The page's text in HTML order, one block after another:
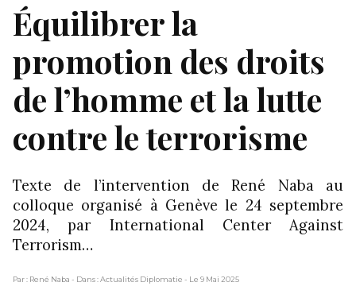
Équilibrer la
promotion des droits
de l’homme et la lutte
contre le terrorisme
Texte de l’intervention de René Naba au
colloque organisé à Genève le 24 septembre
2024, par International Center Against
Terrorism…
Par : René Naba - Dans : Actualités Diplomatie - Le 9 Mai 2025